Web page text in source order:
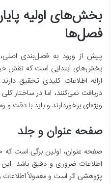
بخش‌های اولیه
فصل‌ها
پیش از ورود به فصل‌بندی
بخش‌های ابتدایی است که نقش
ارائه اطلاعات کلیدی تحقیق
دریافت نمی‌کنند، اما در ساختار
ویژه‌ای برخوردارند و باید با
صفحه عنوان و جلد
صفحه عنوان، اولین برگی است که
اطلاعات ضروری و دقیق باشد.
پژوهشی اثر است و معمولاً اطلاعات